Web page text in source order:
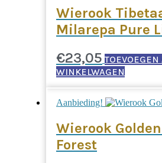
Wierook
Milarepa Pure
€23,05 TOEVOEGEN
WINKELWAGEN
Aanbieding!
Wierook
Forest